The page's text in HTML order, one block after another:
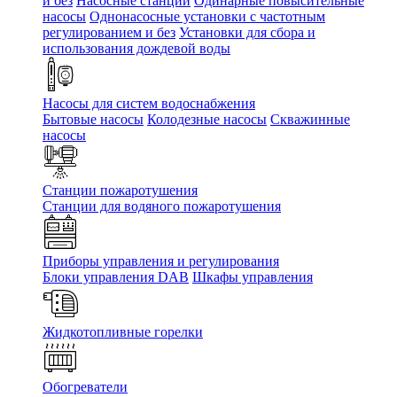
насосы Однонасосные установки с частотным
регулированием и без Установки для сбора и
использования дождевой воды
Насосы для систем водоснабжения
Бытовые насосы Колодезные насосы Скважинные
насосы
Станции пожаротушения
Станции для водяного пожаротушения
Приборы управления и регулирования
Блоки управления DAB Шкафы управления
Жидкотопливные горелки
Обогреватели